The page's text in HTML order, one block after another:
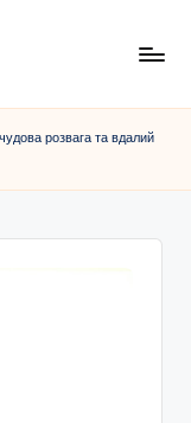
розвага та вдалий